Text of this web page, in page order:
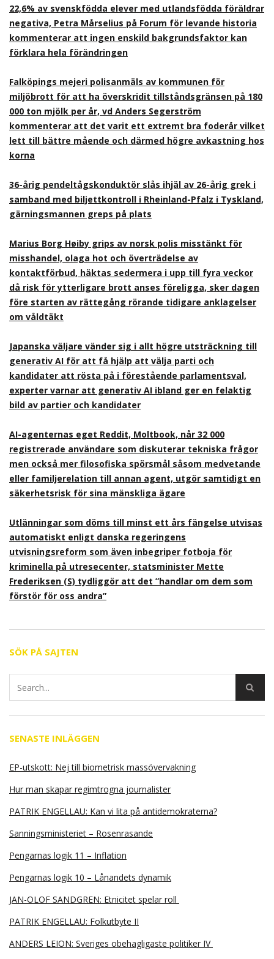
22,6% av svenskfödda elever med utlandsfödda föräldrar
negativa, Petra Mårselius på Forum för levande historia
kommenterar att ingen enskild bakgrundsfaktor kan
förklara hela förändringen
Falköpings mejeri polisanmäls av kommunen för
miljöbrott för att ha överskridit tillståndsgränsen på 180
000 ton mjölk per år, vd Anders Segerström
kommenterar att det varit ett extremt bra foderår vilket
lett till bättre mående och därmed högre avkastning hos
korna
36-årig pendeltågskonduktör slås ihjäl av 26-årig grek i
samband med biljettkontroll i Rheinland-Pfalz i Tyskland,
gärningsmannen greps på plats
Marius Borg Høiby grips av norsk polis misstänkt för
misshandel, olaga hot och överträdelse av
kontaktförbud, häktas sedermera i upp till fyra veckor
då risk för ytterligare brott anses föreligga, sker dagen
före starten av rättegång rörande tidigare anklagelser
om våldtäkt
Japanska väljare vänder sig i allt högre utsträckning till
generativ AI för att få hjälp att välja parti och
kandidater att rösta på i förestående parlamentsval,
experter varnar att generativ AI ibland ger en felaktig
bild av partier och kandidater
AI-agenternas eget Reddit, Moltbook, når 32 000
registrerade användare som diskuterar tekniska frågor
men också mer filosofiska spörsmål såsom medvetande
eller familjerelation till annan agent, utgör samtidigt en
säkerhetsrisk för sina mänskliga ägare
Utlänningar som döms till minst ett års fängelse utvisas
automatiskt enligt danska regeringens
utvisningsreform som även inbegriper fotboja för
kriminella på utresecenter, statsminister Mette
Frederiksen (S) tydliggör att det ”handlar om dem som
förstör för oss andra”
SÖK PÅ SAJTEN
SENASTE INLÄGGEN
EP-utskott: Nej till biometrisk massövervakning
Hur man skapar regimtrogna journalister
PATRIK ENGELLAU: Kan vi lita på antidemokraterna?
Sanningsministeriet – Rosenrasande
Pengarnas logik 11 – Inflation
Pengarnas logik 10 – Lånandets dynamik
JAN-OLOF SANDGREN: Etnicitet spelar roll
PATRIK ENGELLAU: Folkutbyte II
ANDERS LEION: Sveriges obehagligaste politiker IV